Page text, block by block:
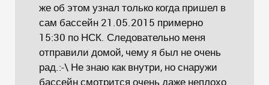
же об этом узнал только когда пришел в
сам бассейн 21.05.2015 примерно
15:30 по НСК. Следовательно меня
отправили домой, чему я был не очень
рад.:-\ Не знаю как внутри, но снаружи
бассейн смотрится очень даже неплохо.